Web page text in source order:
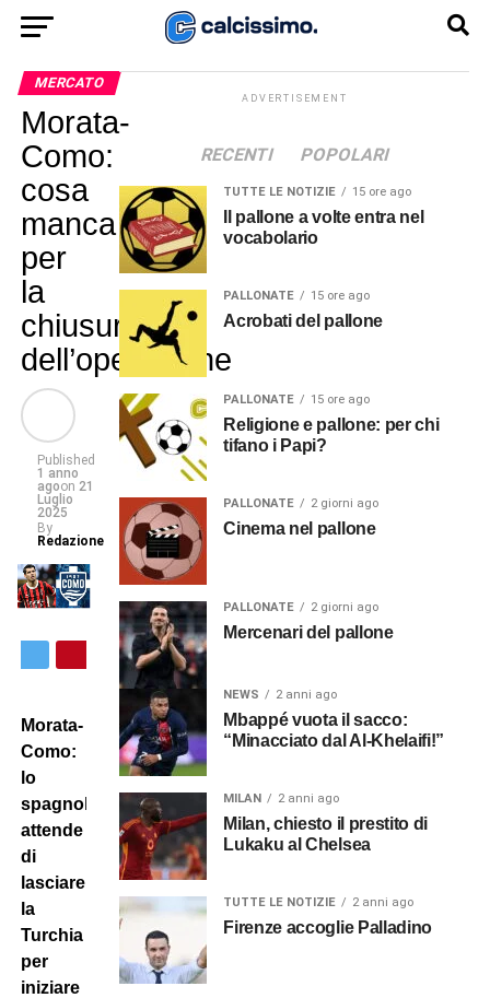
MERCATO
Morata-
Como:
cosa
manca
per
la
chiusura
dell’operazione
Published
1 anno
agoon 21
Luglio
2025
By
Redazione
Morata-
Como:
lo
spagnolo
attende
di
lasciare
la
Turchia
per
iniziare
ADVERTISEMENT
RECENTI POPOLARI
TUTTE LE NOTIZIE 15 ore ago
Il pallone a volte entra nel
vocabolario
PALLONATE 15 ore ago
Acrobati del pallone
PALLONATE 15 ore ago
Religione e pallone: per chi
tifano i Papi?
PALLONATE 2 giorni ago
Cinema nel pallone
PALLONATE 2 giorni ago
Mercenari del pallone
NEWS 2 anni ago
Mbappé vuota il sacco:
“Minacciato dal Al-Khelaifi!”
MILAN 2 anni ago
Milan, chiesto il prestito di
Lukaku al Chelsea
TUTTE LE NOTIZIE 2 anni ago
Firenze accoglie Palladino